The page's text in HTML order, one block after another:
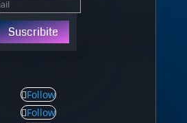
Suscribite
Follow
Follow